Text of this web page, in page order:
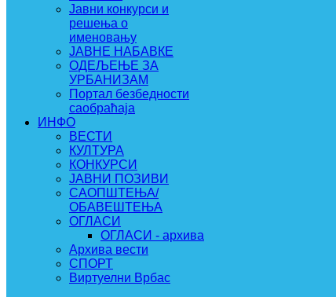
Јавни конкурси и
решења о
именовању
ЈАВНЕ НАБАВКЕ
ОДЕЉЕЊЕ ЗА
УРБАНИЗАМ
Портал безбедности
саобраћаја
ИНФО
ВЕСТИ
КУЛТУРА
КОНКУРСИ
ЈАВНИ ПОЗИВИ
САОПШТЕЊА/
ОБАВЕШТЕЊА
ОГЛАСИ
ОГЛАСИ - архива
Архива вести
СПОРТ
Виртуелни Врбас